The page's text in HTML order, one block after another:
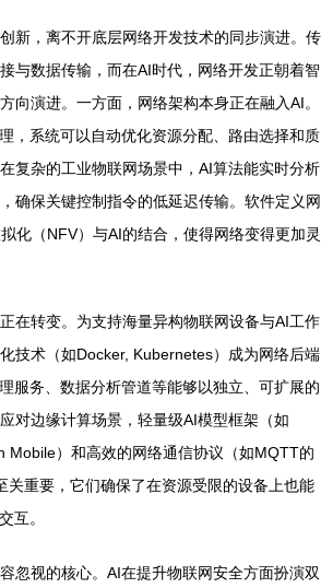
新，离不开底层网络开发技术的同步演进。传
与数据传输，而在AI时代，网络开发正朝着智
向演进。一方面，网络架构本身正在融入AI。
，系统可以自动优化资源分配、路由选择和质
复杂的工业物联网场景中，AI算法能实时分析
确保关键控制指令的低延迟传输。软件定义网
化（NFV）与AI的结合，使得网络变得更加灵
在转变。为支持海量异构物联网设备与AI工作
技术（如Docker, Kubernetes）成为网络后端
服务、数据分析管道等能够以独立、可扩展的
对边缘计算场景，轻量级AI模型框架（如
Mobile）和高效的网络通信协议（如MQTT的
关重要，它们确保了在资源受限的设备上也能
互。
忽视的核心。AI在提升物联网安全方面扮演双